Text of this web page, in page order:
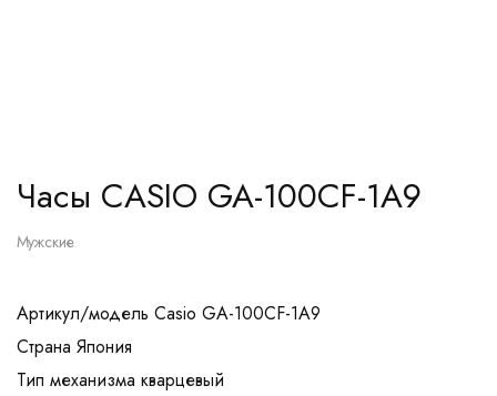
Часы CASIO GA-100CF-1A9
Мужские
Артикул/модель Casio GA-100CF-1A9
Страна Япония
Тип механизма кварцевый